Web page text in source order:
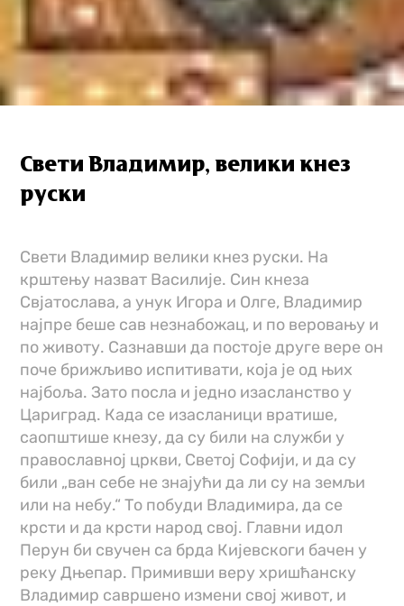
Свети Владимир, велики кнез
руски
Свети Владимир велики кнез руски. На
крштењу назват Василије. Син кнеза
Свјатослава, а унук Игора и Олге, Владимир
најпре беше сав незнабожац, и по веровању и
по животу. Сазнавши да постоје друге вере он
поче брижљиво испитивати, која је од њих
најбоља. Зато посла и једно изасланство у
Цариград. Када се изасланици вратише,
саопштише кнезу, да су били на служби у
православној цркви, Светој Софији, и да су
били „ван себе не знајући да ли су на земљи
или на небу.“ То побуди Владимира, да се
крсти и да крсти народ свој. Главни идол
Перун би свучен са брда Кијевскоги бачен у
реку Дњепар. Примивши веру хришћанску
Владимир савршено измени свој живот, и